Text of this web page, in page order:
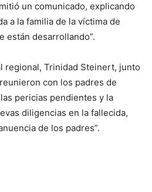
un comunicado, explicando
a la familia de la víctima de
están desarrollando”.
regional, Trinidad Steinert, junto
con los padres de
pericias pendientes y la
diligencias en la fallecida,
de los padres”.